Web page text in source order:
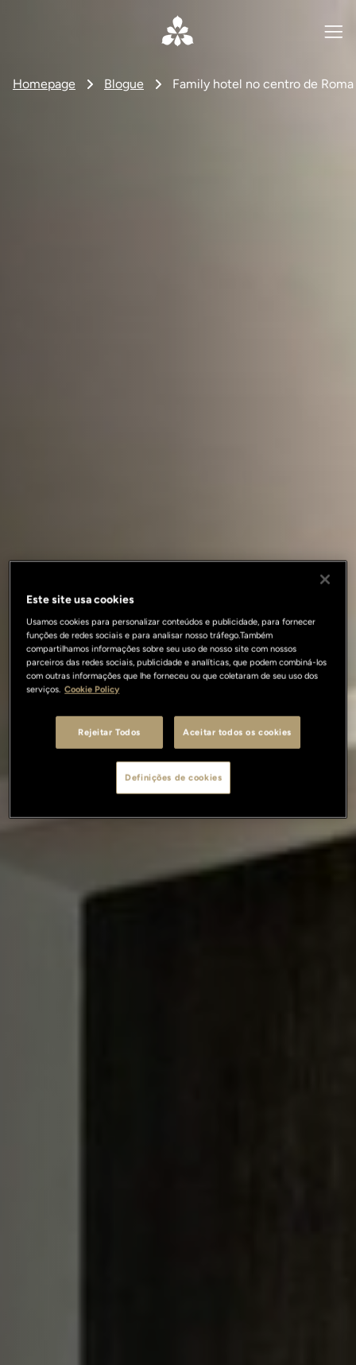
Homepage Blogue Family hotel no centro de
Este site usa cookies
Usamos cookies para personalizar conteúdos e publicidade, para fornecer
funções de redes sociais e para analisar nosso tráfego.Também
compartilhamos informações sobre seu uso de nosso site com nossos
parceiros das redes sociais, publicidade e analíticas, que podem combiná-los
com outras informações que lhe forneceu ou que coletaram de seu uso dos
serviços. Cookie Policy
Rejeitar Todos Aceitar todos os cookies
Definições de cookies